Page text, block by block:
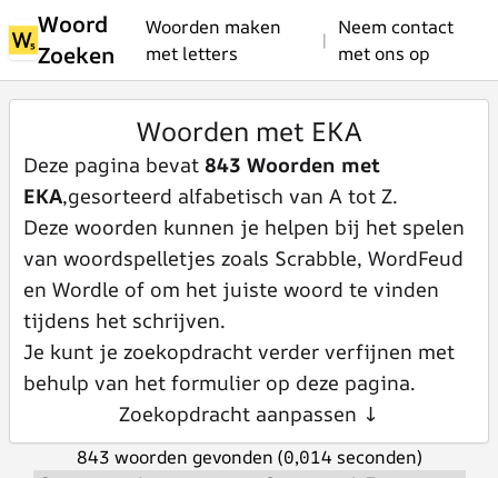
Woord
Zoeken
Woorden maken
met letters
|
Neem contact
met ons op
Woorden met EKA
Deze pagina bevat 843 Woorden met
EKA,gesorteerd alfabetisch van A tot Z.
Deze woorden kunnen je helpen bij het spelen
van woordspelletjes zoals Scrabble, WordFeud
en Wordle of om het juiste woord te vinden
tijdens het schrijven.
Je kunt je zoekopdracht verder verfijnen met
behulp van het formulier op deze pagina.
Zoekopdracht aanpassen ↓
843 woorden gevonden (0,014 seconden)